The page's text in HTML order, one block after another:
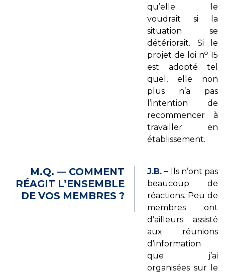
qu’elle le
voudrait si la
situation se
détériorait. Si le
projet de loi no 15
est adopté tel
quel, elle non
plus n’a pas
l’intention de
recommencer à
travailler en
établissement.
M.Q. — COMMENT
RÉAGIT L’ENSEMBLE
DE VOS MEMBRES ?
J.B. – Ils n’ont pas
beaucoup de
réactions. Peu de
membres ont
d’ailleurs assisté
aux réunions
d’information
que j’ai
organisées sur le